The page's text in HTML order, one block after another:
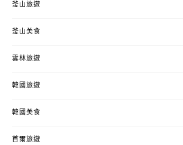
釜山旅遊
釜山美食
雲林旅遊
韓國旅遊
韓國美食
首爾旅遊